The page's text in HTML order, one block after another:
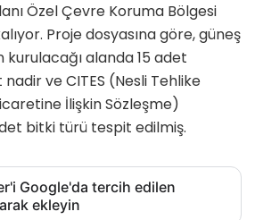
Özel Çevre Koruma Bölgesi
Proje dosyasına göre, güneş
kurulacağı alanda 15 adet
ve CITES (Nesli Tehlike
İlişkin Sözleşme)
bitki türü tespit edilmiş.
Google'da tercih edilen
ekleyin